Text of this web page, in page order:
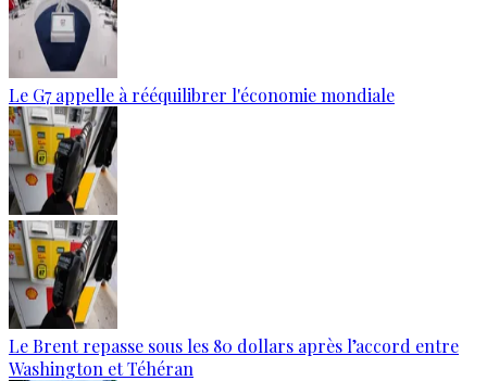
Le G7 appelle à rééquilibrer l'économie mondiale
Le Brent repasse sous les 80 dollars après l’accord entre
Washington et Téhéran